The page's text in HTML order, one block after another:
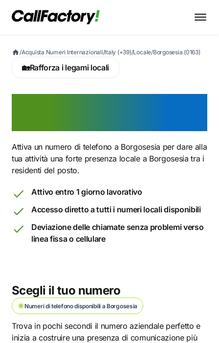
/Acquista Numeri Internazionali/Italy (+39)/Locale/Borgosesia (0163)
🏡Rafforza i legami locali
Attiva un numero di telefono a Borgosesia per dare alla
tua attività una forte presenza locale a Borgosesia tra i
residenti del posto.
Attivo entro 1 giorno lavorativo
Accesso diretto a tutti i numeri locali disponibili
Deviazione delle chiamate senza problemi verso
linea fissa o cellulare
Scegli il tuo numero
Numeri di telefono disponibili a Borgosesia
Trova in pochi secondi il numero aziendale perfetto e
inizia a costruire una presenza di comunicazione più